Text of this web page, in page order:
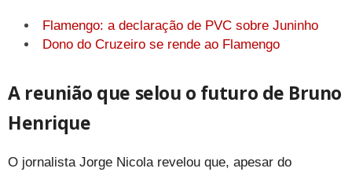
Flamengo: a declaração de PVC sobre Juninho
Dono do Cruzeiro se rende ao Flamengo
A reunião que selou o futuro de Bruno
Henrique
O jornalista Jorge Nicola revelou que, apesar do